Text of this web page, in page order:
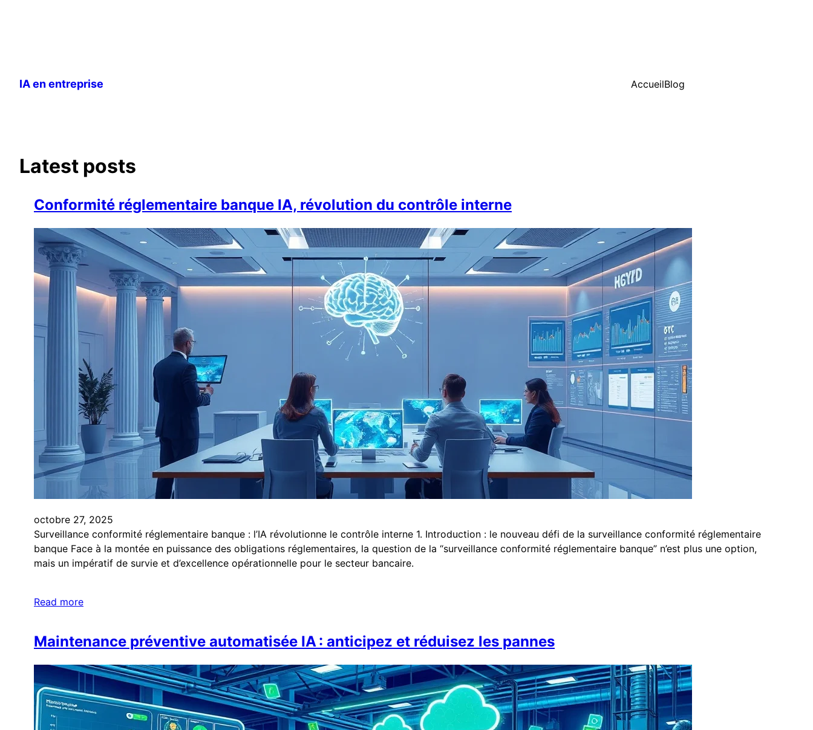
contenu
IA en entreprise AccueilBlog
Latest posts
Conformité réglementaire banque IA, révolution du contrôle interne
octobre 27, 2025
Surveillance conformité réglementaire banque : l’IA révolutionne le contrôle interne 1. Introduction : le nouveau défi de la surveillance conformité réglementaire
banque Face à la montée en puissance des obligations réglementaires, la question de la “surveillance conformité réglementaire banque” n’est plus une option,
mais un impératif de survie et d’excellence opérationnelle pour le secteur bancaire.
Read more
Maintenance préventive automatisée IA : anticipez et réduisez les pannes